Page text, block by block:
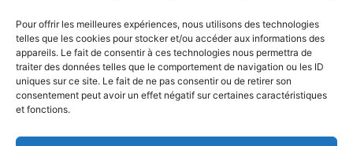
Pour offrir les meilleures expériences, nous utilisons des technologies
telles que les cookies pour stocker et/ou accéder aux informations des
appareils. Le fait de consentir à ces technologies nous permettra de
traiter des données telles que le comportement de navigation ou les ID
uniques sur ce site. Le fait de ne pas consentir ou de retirer son
consentement peut avoir un effet négatif sur certaines caractéristiques
et fonctions.